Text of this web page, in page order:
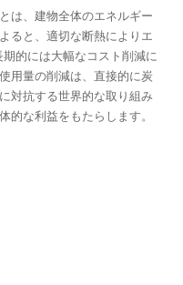
は、建物全体のエネルギー
ると、適切な断熱によりエ
的には大幅なコスト削減に
用量の削減は、直接的に炭
対抗する世界的な取り組み
的な利益をもたらします。